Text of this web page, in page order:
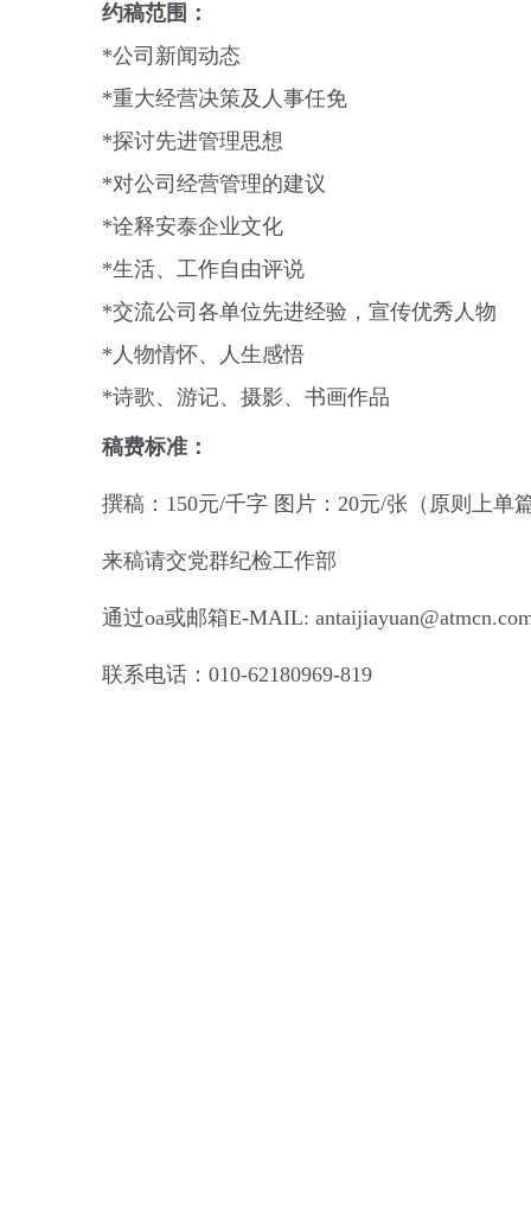
约稿范围：
*公司新闻动态
*重大经营决策及人事任免
*探讨先进管理思想
*对公司经营管理的建议
*诠释安泰企业文化
*生活、工作自由评说
*交流公司各单位先进经验，宣传优秀人物
*人物情怀、人生感悟
*诗歌、游记、摄影、书画作品
稿费标准：
撰稿： 150元/千字 图片：20元/张（原则上单
来稿请交党群纪检工作部
通过oa或邮箱E-MAIL:
联系电话： 010-62180969-819